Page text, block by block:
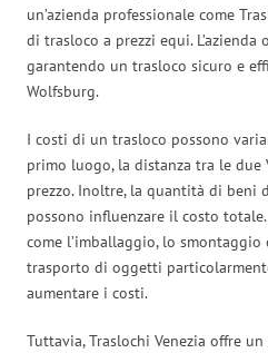
un’azienda professionale come
di trasloco a prezzi equi.
garantendo un trasloco sicuro e
Wolfsburg.
I costi di un trasloco possono
primo luogo, la distanza tra le due
prezzo. Inoltre, la quantità di beni
possono influenzare il costo
come l’imballaggio, lo
trasporto di oggetti
aumentare i costi.
Tuttavia, Traslochi Venezia offre